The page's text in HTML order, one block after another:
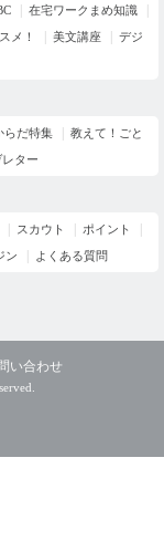
在宅ワークまめ知識
メ！ 美文講座
デジ
らだ特集
教えて！ごと
ター
スカウト
ポイント
ン よくある質問
い合わせ